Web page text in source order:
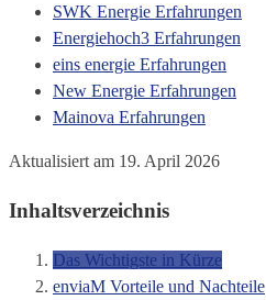
SWK Energie Erfahrungen
Energiehoch3 Erfahrungen
eins energie Erfahrungen
New Energie Erfahrungen
Mainova Erfahrungen
Aktualisiert am 19. April 2026
Inhaltsverzeichnis
Das Wichtigste in Kürze
enviaM Vorteile und Nachteile